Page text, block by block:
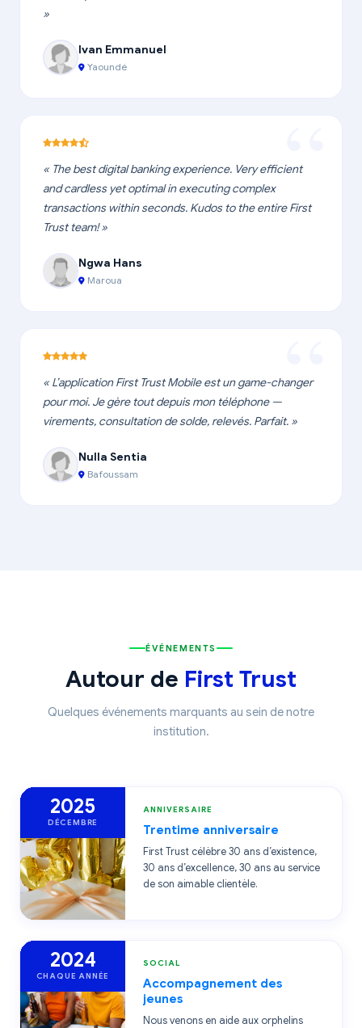
»
Ivan Emmanuel
Yaoundé
« The best digital banking experience. Very efficient
and cardless yet optimal in executing complex
transactions within seconds. Kudos to the entire First
Trust team! »
Ngwa Hans
Maroua
« L’application First Trust Mobile est un game-changer
pour moi. Je gère tout depuis mon téléphone —
virements, consultation de solde, relevés. Parfait. »
Nulla Sentia
Bafoussam
ÉVÉNEMENTS
Autour de First Trust
Quelques événements marquants au sein de notre
institution.
2025
DÉCEMBRE
ANNIVERSAIRE
Trentime anniversaire
First Trust célèbre 30 ans d’existence,
30 ans d’excellence, 30 ans au service
de son aimable clientèle.
2024
CHAQUE ANNÉE
SOCIAL
Accompagnement des
jeunes
Nous venons en aide aux orphelins